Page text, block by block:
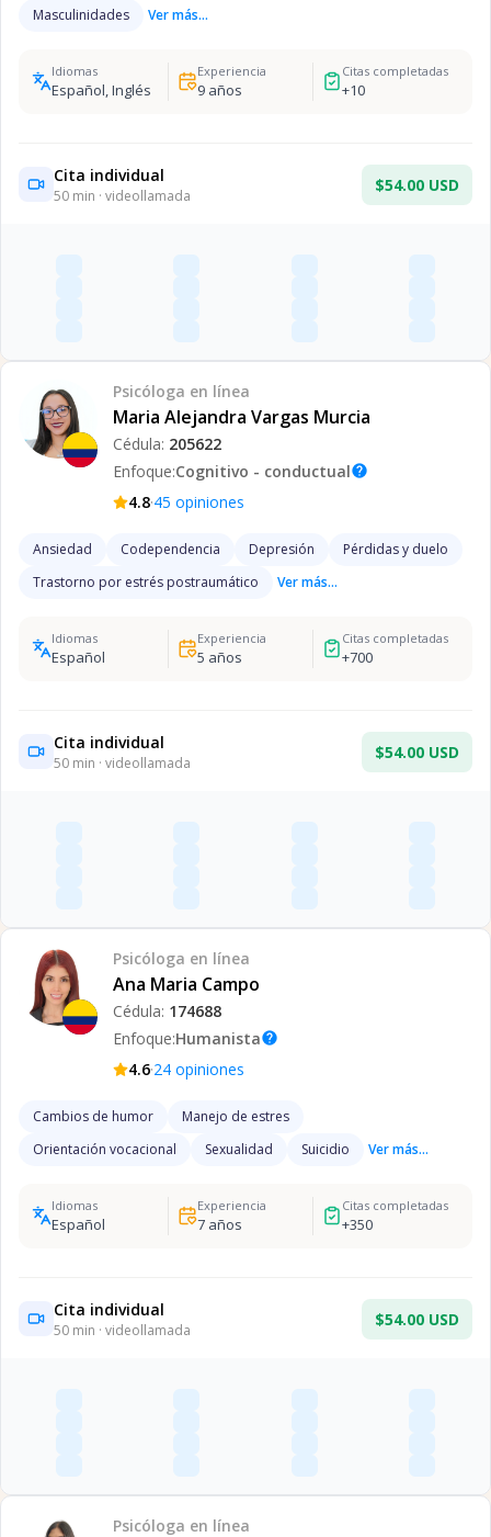
Masculinidades
Ver más...
Idiomas
Español, Inglés
Experiencia
9años
Citas completadas
+10
Cita individual
50 min · videollamada
$54.00 USD
Psicóloga en línea
Maria Alejandra Vargas Murcia
Cédula: 205622
Enfoque:Cognitivo - conductualhelp
4.8·45 opiniones
Ansiedad Codependencia Depresión
Pérdidas y duelo
Trastorno por estrés postraumático
Ver más...
Idiomas
Español
Experiencia
5 años
Citas completadas
+700
Cita individual
50 min · videollamada
$54.00 USD
Psicóloga en línea
Ana Maria Campo
Cédula: 174688
Enfoque:Humanistahelp
4.6·24 opiniones
Cambios de humor
Manejo de estres
Orientación vocacional
Sexualidad Suicidio Ver más...
Idiomas
Español
Experiencia
7años
Citas completadas
+350
Cita individual
50 min · videollamada
$54.00 USD
Psicóloga en línea